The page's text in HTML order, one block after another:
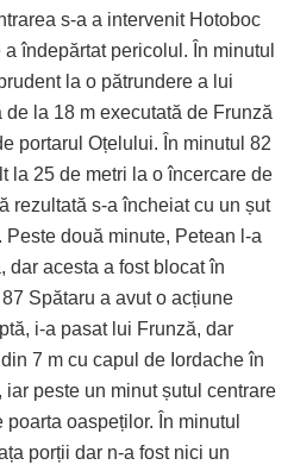
s-a a intervenit Hotoboc
îndepărtat pericolul. În minutul
la o pătrundere a lui
de la 18 m executată de Frunză
portarul Oțelului. În minutul 82
la 25 de metri la o încercare de
rezultată s-a încheiat cu un șut
două minute, Petean l-a
dar acesta a fost blocat în
Spătaru a avut o acțiune
i-a pasat lui Frunză, dar
7 m cu capul de Iordache în
peste un minut șutul centrare
oaspeților. În minutul
porții dar n-a fost nici un